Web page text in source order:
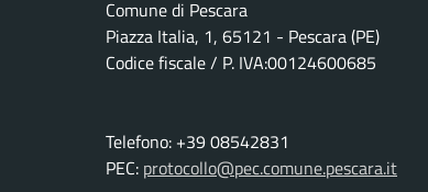
Comune di Pescara
Piazza Italia, 1, 65121 - Pescara (PE)
Codice fiscale / P. IVA:00124600685
Telefono: +39 08542831
PEC: protocollo@pec.comune.pescara.it